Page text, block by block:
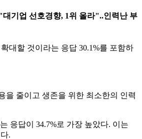
기업 선호경향, 1위 올라"..인력난 부
대할 것이라는 응답 30.1%를 포함하
을 줄이고 생존을 위한 최소한의 인력
응답이 34.7%로 가장 높았다. 이는
.